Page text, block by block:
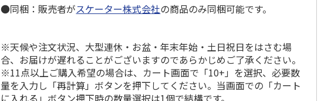
●同梱：販売者がスケーター株式会社の商品のみ同梱可能です。
※天候や注文状況、大型連休・お盆・年末年始・土日祝日をはさむ場
合、お届けが遅れることがございますのであらかじめご了承ください。
※11点以上ご購入希望の場合は、カート画面で「10+」を選択、必要数
量を入力し「再計算」ボタンを押下してください。当画面での「カート
に入れる」ボタン押下時の数量選択は1個で結構です。